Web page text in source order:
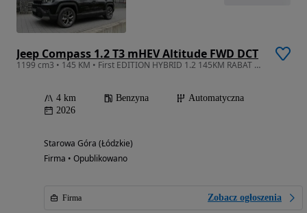
Jeep Compass 1.2 T3 mHEV Altitude FWD DCT
1199 cm3 • 145 KM • First EDITION HYBRID 1.2 145KM RABAT 10650zł tylko u ZasadaAUTOMOTIVE
4 km Benzyna
Automatyczna
2026
Starowa Góra (Łódzkie)
Firma • Opublikowano
Firma Zobacz ogłoszenia